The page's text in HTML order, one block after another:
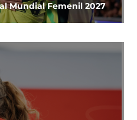
Mundial Femenil 2027